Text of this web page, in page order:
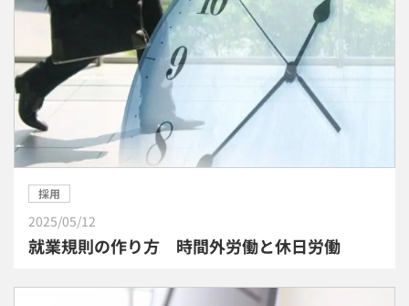
採用
2025/05/12
就業規則の作り方 時間外労働と休日労働